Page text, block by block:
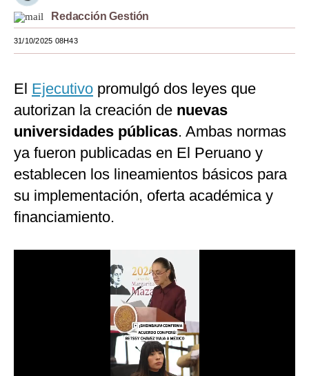
Estilos
Mundo
EEUU
México
España
Tecnología
Club del Suscriptor
Mix
Redacción Gestión
31/10/2025 08H43
El Ejecutivo promulgó dos leyes que
autorizan la creación de nuevas
universidades públicas. Ambas normas
ya fueron publicadas en El Peruano y
establecen los lineamientos básicos para
su implementación, oferta académica y
financiamiento.